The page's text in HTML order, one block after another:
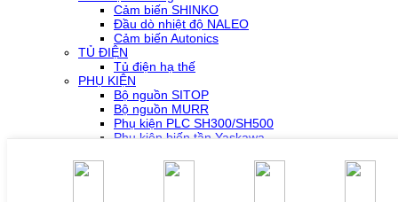
Cảm biến SHINKO
Đầu dò nhiệt độ NALEO
Cảm biến Autonics
TỦ ĐIỆN
Tủ điện hạ thế
PHỤ KIỆN
Bộ nguồn SITOP
Bộ nguồn MURR
Phụ kiện PLC SH300/SH500
Phụ kiện biến tần Yaskawa
Phụ kiện Servo Sigma 7
HỖ TRỢ KỸ THUẬT